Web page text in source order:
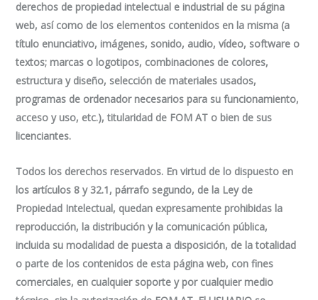
derechos de propiedad intelectual e industrial de su página
web, así como de los elementos contenidos en la misma (a
título enunciativo, imágenes, sonido, audio, vídeo, software o
textos; marcas o logotipos, combinaciones de colores,
estructura y diseño, selección de materiales usados,
programas de ordenador necesarios para su funcionamiento,
acceso y uso, etc.), titularidad de FOM AT o bien de sus
licenciantes.
Todos los derechos reservados. En virtud de lo dispuesto en
los artículos 8 y 32.1, párrafo segundo, de la Ley de
Propiedad Intelectual, quedan expresamente prohibidas la
reproducción, la distribución y la comunicación pública,
incluida su modalidad de puesta a disposición, de la totalidad
o parte de los contenidos de esta página web, con fines
comerciales, en cualquier soporte y por cualquier medio